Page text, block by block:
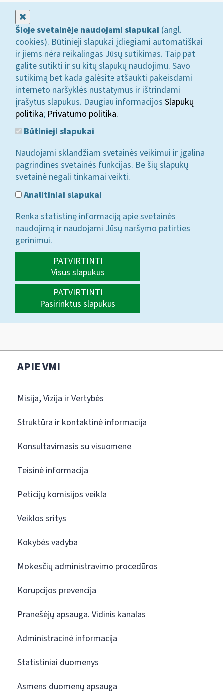
Šioje svetainėje naudojami slapukai (angl.
cookies). Būtinieji slapukai įdiegiami automatiškai
ir jiems nėra reikalingas Jūsų sutikimas. Taip pat
galite sutikti ir su kitų slapukų naudojimu. Savo
sutikimą bet kada galėsite atšaukti pakeisdami
interneto naršyklės nustatymus ir ištrindami
įrašytus slapukus. Daugiau informacijos Slapukų
politika; Privatumo politika.
Būtinieji slapukai
Naudojami sklandžiam svetainės veikimui ir įgalina
pagrindines svetainės funkcijas. Be šių slapukų
svetainė negali tinkamai veikti.
Analitiniai slapukai
Renka statistinę informaciją apie svetainės
naudojimą ir naudojami Jūsų naršymo patirties
gerinimui.
PATVIRTINTI
Visus slapukus
PATVIRTINTI
Pasirinktus slapukus
APIE VMI
Misija, Vizija ir Vertybės
Struktūra ir kontaktinė informacija
Konsultavimasis su visuomene
Teisinė informacija
Peticijų komisijos veikla
Veiklos sritys
Kokybės vadyba
Mokesčių administravimo procedūros
Korupcijos prevencija
Pranešėjų apsauga. Vidinis kanalas
Administracinė informacija
Statistiniai duomenys
Asmens duomenų apsauga